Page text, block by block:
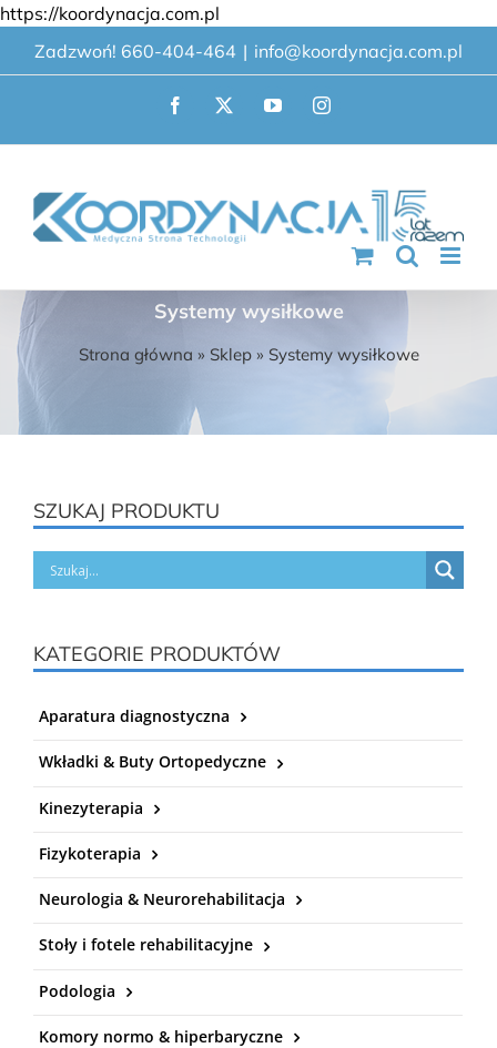
https://koordynacja.com.pl
do
zawartości
Zadzwoń! 660-404-464 | info@koordynacja.com.pl
Facebook
X YouTubeInstagram
Systemy wysiłkowe
Strona główna » Sklep» Systemy wysiłkowe
SZUKAJ PRODUKTU
KATEGORIE PRODUKTÓW
Aparatura diagnostyczna
Wkładki & Buty Ortopedyczne
Kinezyterapia
Fizykoterapia
Neurologia & Neurorehabilitacja
Stoły i fotele rehabilitacyjne
Podologia
Komory normo & hiperbaryczne